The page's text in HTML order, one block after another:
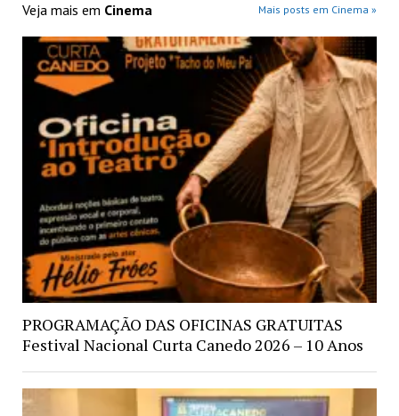
Veja mais em Cinema Mais posts em Cinema »
PROGRAMAÇÃO DAS OFICINAS GRATUITAS
Festival Nacional Curta Canedo 2026 – 10 Anos